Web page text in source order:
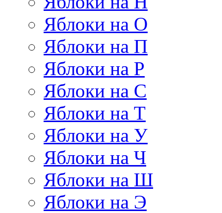
Яблоки на О
Яблоки на П
Яблоки на Р
Яблоки на С
Яблоки на Т
Яблоки на У
Яблоки на Ч
Яблоки на Ш
Яблоки на Э